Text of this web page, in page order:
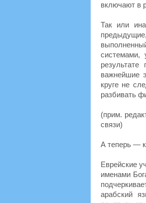
включают в
Так или
важнейшие
круге не
разбивать
(прим.
связи)
А теперь —
Еврейские
именами
арабский